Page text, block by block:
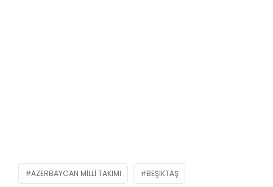
AZERBAYCAN MILLI TAKIMI BEŞIKTAŞ